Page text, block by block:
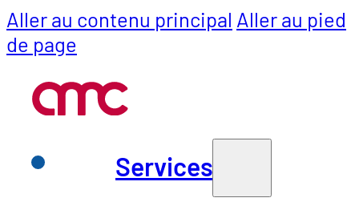
Aller au contenu principal Aller au pied
de page
Services
Services